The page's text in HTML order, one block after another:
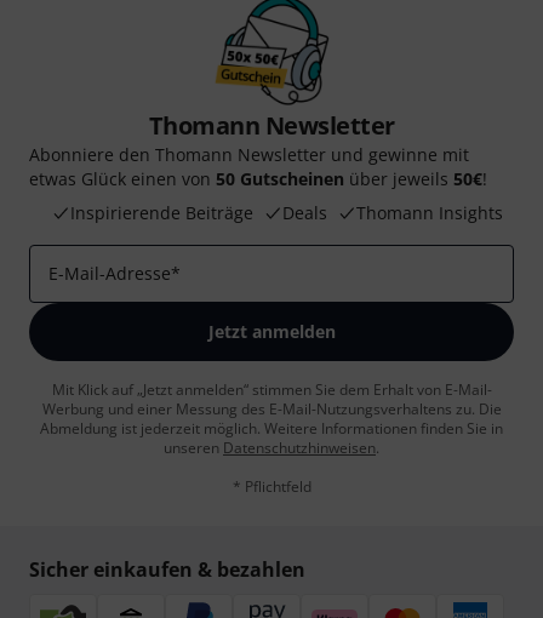
Thomann Newsletter
Abonniere den Thomann Newsletter und gewinne mit
etwas Glück einen von 50 Gutscheinen über jeweils 50€!
Inspirierende Beiträge
Deals Thomann Insights
E-Mail-Adresse*
Jetzt anmelden
Mit Klick auf „Jetzt anmelden“ stimmen Sie dem Erhalt von E-Mail-
Werbung und einer Messung des E-Mail-Nutzungsverhaltens zu. Die
Abmeldung ist jederzeit möglich. Weitere Informationen finden Sie in
unseren Datenschutzhinweisen.
* Pflichtfeld
Sicher einkaufen & bezahlen